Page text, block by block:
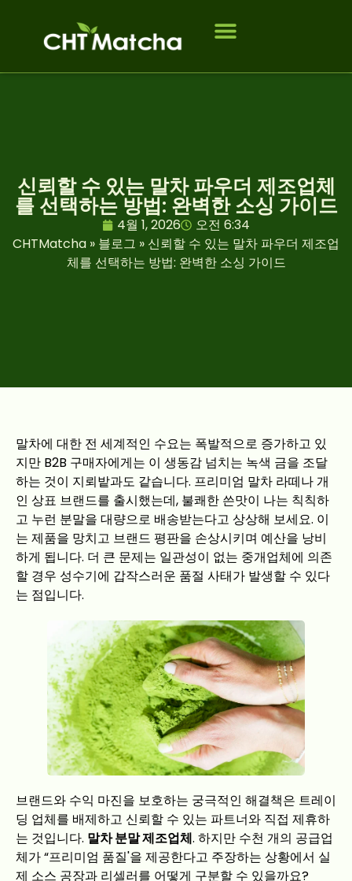
신뢰할 수 있는 말차 파우더 제조업체
를 선택하는 방법: 완벽한 소싱 가이드
4월 1, 2026
오전 6:34
CHTMatcha » 블로그 » 신뢰할 수 있는 말차 파우더 제조업
체를 선택하는 방법: 완벽한 소싱 가이드
말차에 대한 전 세계적인 수요는 폭발적으로 증가하고 있
지만 B2B 구매자에게는 이 생동감 넘치는 녹색 금을 조달
하는 것이 지뢰밭과도 같습니다. 프리미엄 말차 라떼나 개
인 상표 브랜드를 출시했는데, 불쾌한 쓴맛이 나는 칙칙하
고 누런 분말을 대량으로 배송받는다고 상상해 보세요. 이
는 제품을 망치고 브랜드 평판을 손상시키며 예산을 낭비
하게 됩니다. 더 큰 문제는 일관성이 없는 중개업체에 의존
할 경우 성수기에 갑작스러운 품절 사태가 발생할 수 있다
는 점입니다.
브랜드와 수익 마진을 보호하는 궁극적인 해결책은 트레이
딩 업체를 배제하고 신뢰할 수 있는 파트너와 직접 제휴하
는 것입니다. 말차 분말 제조업체. 하지만 수천 개의 공급업
체가 “프리미엄 품질'을 제공한다고 주장하는 상황에서 실
제 소스 공장과 리셀러를 어떻게 구분할 수 있을까요?